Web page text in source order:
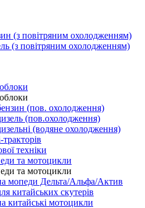
(з повітряним охолодженням)
(з повітряним охолодженням)
(пов. охолодження)
(пов.охолодження)
(водяне охолодження)
техніки
та мотоцикли
та мотоцикли
мопеди Дельта/Альфа/Актив
китайських скутерів
китайські мотоцикли